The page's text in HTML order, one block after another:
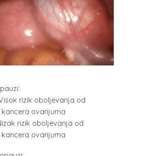
Visok rizik oboljevanja od
ovarijuma
rizik oboljevanja od
ovarijuma